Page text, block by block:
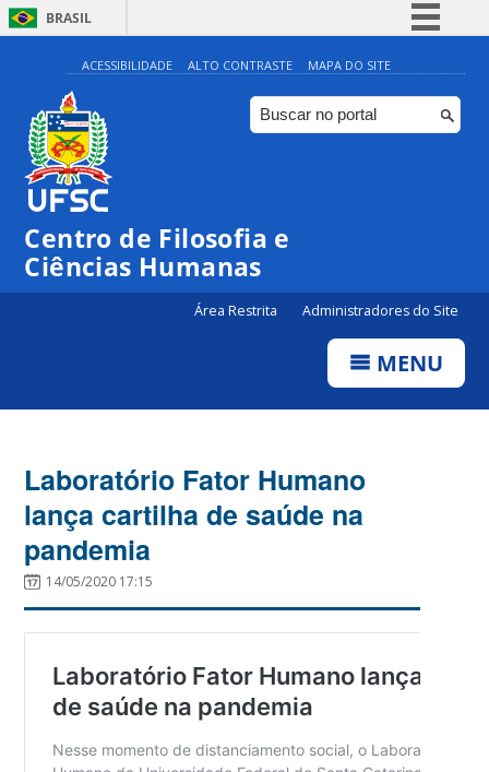
BRASIL
Simplifique!
Comunica BR
Participe
ACESSIBILIDADE ALTO CONTRASTE MAPA DO SITE
Centro de Filosofia e
Ciências Humanas
Área Restrita Administradores do Site
MENU
Laboratório Fator Humano
lança cartilha de saúde na
pandemia
14/05/2020 17:15